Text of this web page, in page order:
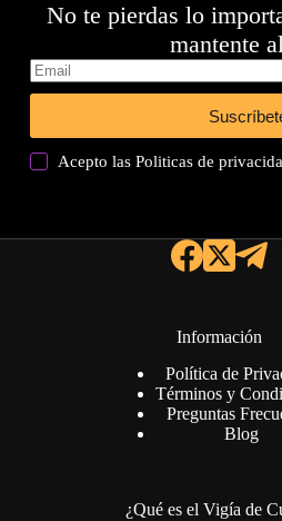
No te pierdas lo
mantente
Acepto lasPoliticas de
Información
Política de
Términos y
Preguntas
Blog
¿Qué es el Vigía de